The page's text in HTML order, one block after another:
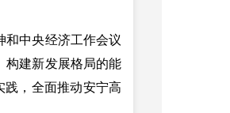
中央经济工作会议
构建新发展格局的能
践，全面推动安宁高